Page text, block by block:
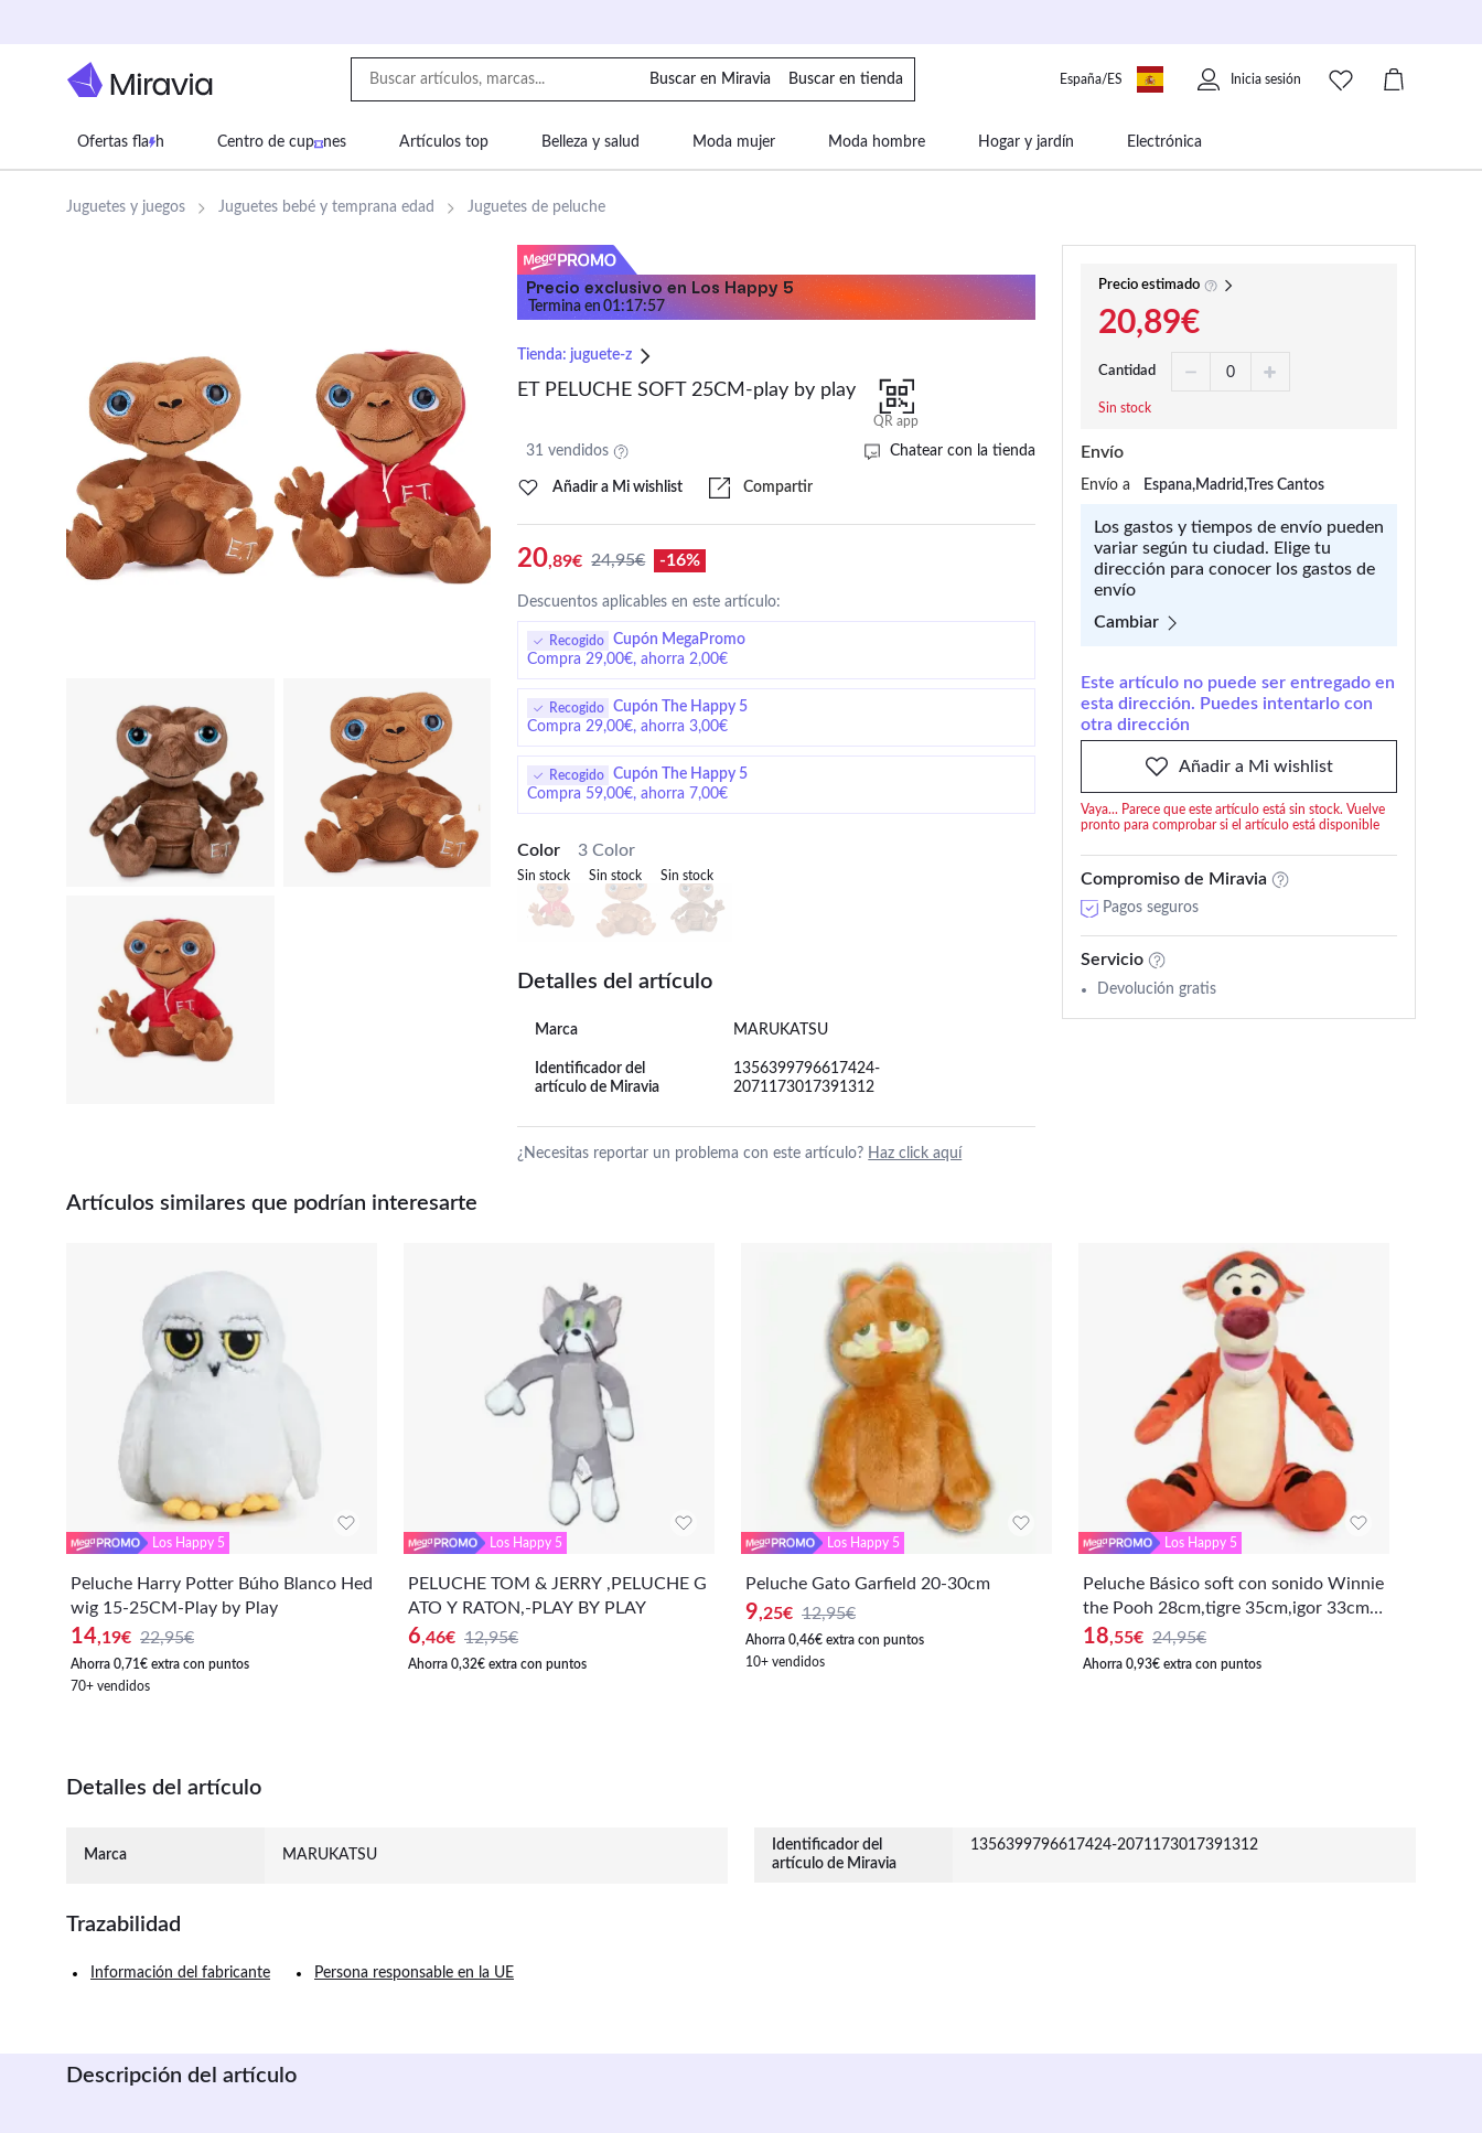
Buscar en Miravia Buscar en tienda España/ES Inicia sesión
Ofertas fla h Centro de cup nes Artículos top Belleza y salud Moda mujer Moda hombre Hogar y jardín Electrónica
Supermercado Juguetes Deportes Equipaje Mascotas
Juguetes y juegos Juguetes bebé y temprana edad Juguetes de peluche
Precio exclusivo en Los Happy 5
Termina en 01:17:55
Tienda: juguete-z
ET PELUCHE SOFT 25CM-play by play
QR app
31 vendidos Chatear con la tienda
Añadir a Mi wishlist Compartir
20,89€ 24,95€ -16%
Descuentos aplicables en este artículo:
Recogido
Cupón MegaPromo
Compra 29,00€, ahorra 2,00€
Recogido
Cupón The Happy 5
Compra 29,00€, ahorra 3,00€
Recogido
Cupón The Happy 5
Compra 59,00€, ahorra 7,00€
Color 3 Color
Sin stock Sin stock Sin stock
Detalles del artículo
Marca MARUKATSU
Identificador del
artículo de Miravia
1356399796617424-
2071173017391312
¿Necesitas reportar un problema con este artículo? Haz click aquí
Precio estimado
20,89€
Cantidad
Sin stock
Envío
Envío a Espana,Madrid,Tres Cantos
Los gastos y tiempos de envío pueden
variar según tu ciudad. Elige tu
dirección para conocer los gastos de
envío
Cambiar
Este artículo no puede ser entregado en
esta dirección. Puedes intentarlo con
otra dirección
Añadir a Mi wishlist
Vaya... Parece que este artículo está sin stock. Vuelve
pronto para comprobar si el artículo está disponible
Compromiso de Miravia
Pagos seguros
Servicio
Devolución gratis
Artículos similares que podrían interesarte
Los Happy 5
Peluche Harry Potter Búho Blanco Hed
wig 15-25CM-Play by Play
14,19€ 22,95€
Ahorra 0,71€ extra con puntos
70+ vendidos
Los Happy 5
PELUCHE TOM & JERRY ,PELUCHE G
ATO Y RATON,-PLAY BY PLAY
6,46€ 12,95€
Ahorra 0,32€ extra con puntos
Los Happy 5
Peluche Gato Garfield 20-30cm
9,25€ 12,95€
Ahorra 0,46€ extra con puntos
10+ vendidos
Los Happy 5
Peluche Básico soft con sonido Winnie
the Pooh 28cm,tigre 35cm,igor 33cm,p
ig 44cm -Disney
18,55€ 24,95€
Ahorra 0,93€ extra con puntos
Detalles del artículo
Marca MARUKATSU
Identificador del
artículo de Miravia
1356399796617424-2071173017391312
Trazabilidad
Información del fabricante Persona responsable en la UE
Descripción del artículo